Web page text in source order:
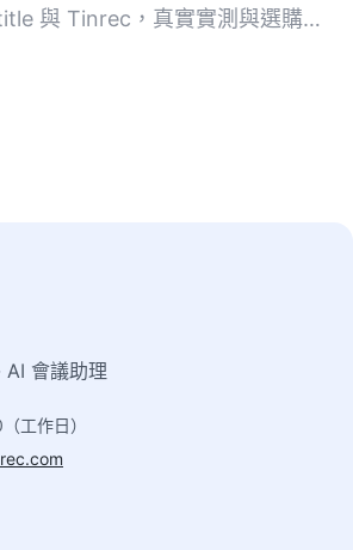
與 Tinrec，真實實測與選購指
AI 會議助理
工作日）